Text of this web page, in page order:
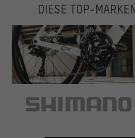
DIESE TOP-